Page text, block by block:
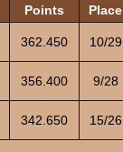
Points Place
362.450 10/29
356.400 9/28
342.650 15/26